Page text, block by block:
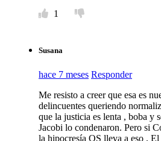
1
Susana
hace 7 meses Responder
Me resisto a creer que esa es
delincuentes queriendo
que la justicia es lenta , boba y
Jacobi lo condenaron. Pero si
la hipocresía OS lleva a eso .